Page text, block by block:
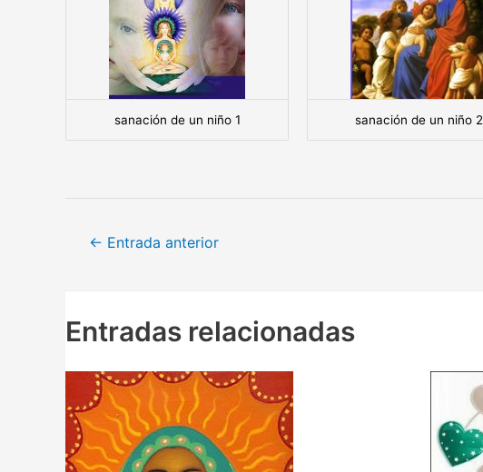
sanación de un niño 1 sanación de un niño 2
Navegación
← Entrada anterior
Entradas relacionadas